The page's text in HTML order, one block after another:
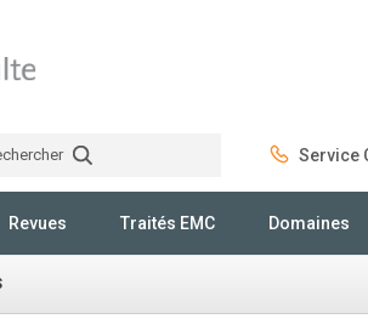
Service
Revues Traités EMC Domaines